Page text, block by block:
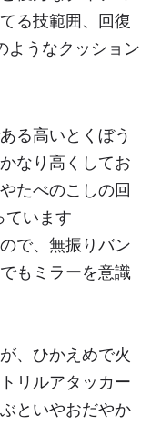
る技範囲、回復
ようなクッション
る高いとくぼう
なり高くしてお
たべのこしの回
ています
で、無振りバン
もミラーを意識
、ひかえめで火
リルアタッカー
といやおだやか